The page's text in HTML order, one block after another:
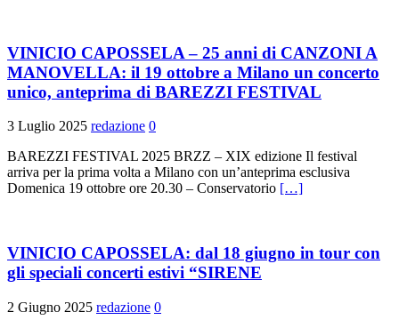
VINICIO CAPOSSELA – 25 anni di CANZONI A
MANOVELLA: il 19 ottobre a Milano un concerto
unico, anteprima di BAREZZI FESTIVAL
3 Luglio 2025 redazione 0
BAREZZI FESTIVAL 2025 BRZZ – XIX edizione Il festival
arriva per la prima volta a Milano con un’anteprima esclusiva
Domenica 19 ottobre ore 20.30 – Conservatorio […]
VINICIO CAPOSSELA: dal 18 giugno in tour con
gli speciali concerti estivi “SIRENE
2 Giugno 2025 redazione 0